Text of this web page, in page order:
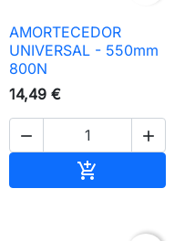
AMORTECEDOR
UNIVERSAL - 550mm
800N
14,49 €
 
